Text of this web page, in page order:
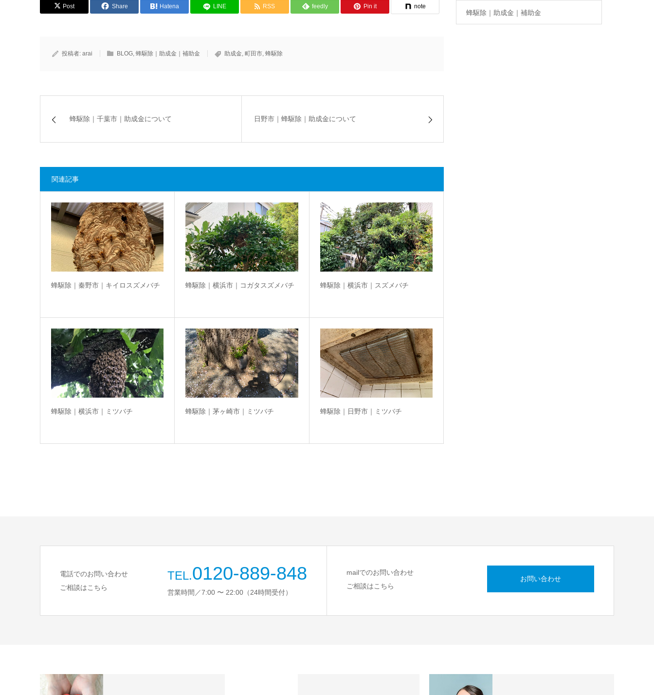
Post Share Hatena LINE RSS feedly Pin it note
投稿者: arai BLOG, 蜂駆除｜助成金｜補助金 助成金, 町田市, 蜂駆除
蜂駆除｜千葉市｜助成金について 日野市｜蜂駆除｜助成金について
関連記事
蜂駆除｜秦野市｜キイロスズメバチ 蜂駆除｜横浜市｜コガタスズメバチ 蜂駆除｜横浜市｜スズメバチ
蜂駆除｜横浜市｜ミツバチ 蜂駆除｜茅ヶ崎市｜ミツバチ 蜂駆除｜日野市｜ミツバチ
蜂駆除｜助成金｜補助金
電話でのお問い合わせ
ご相談はこちら
TEL.0120-889-848
営業時間／7:00 〜 22:00（24時間受付）
mailでのお問い合わせ
ご相談はこちら
お問い合わせ